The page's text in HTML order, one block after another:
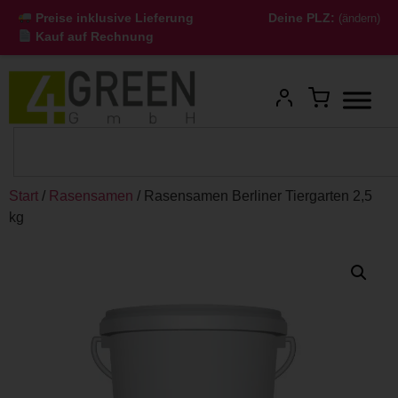
Preise inklusive Lieferung Deine PLZ: (ändern)
Kauf auf Rechnung
Start / Rasensamen / Rasensamen Berliner Tiergarten 2,5
kg